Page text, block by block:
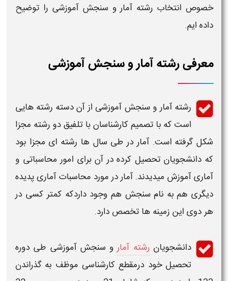
خصوص انتخاب رشته آمار و سنجش آموزشی را توضیح
داده ایم.
معرفی رشته آمار و سنجش آموزشی
رشته آمار و سنجش آموزشیاز آن دسته رشته هایی
است که با تصمیم کارشناسان با تلفیق دو رشته مجزا
شکل گرفته است. آمار در طی سال ها رشته ای مجزا بود
که دانشجویان تحصیل کرده در آن برای امور محاسباتی و
آماری آموزش میدیدند. آماردر مورد محاسبات آماریپدیده
دیگری هم به نام سنجش هم وجود داردکه کمتر کسی در
هر دوی این زمینه ها تخصص دارد.
دانشجویان رشته آمار و سنجشآموزشی طی دوره
تحصیل خود درمقطع کارشناسی موظف به گذراندن